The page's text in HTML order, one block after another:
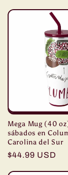
Mega Mug (40
sábados en
Carolina del Sur
Precio
$44.99 USD